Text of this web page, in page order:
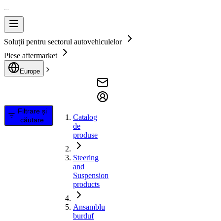
Soluții pentru sectorul autovehiculelor
Piese aftermarket
Europe
Filtrare și
căutare
Catalog
de
produse
Steering
and
Suspension
products
Ansamblu
burduf